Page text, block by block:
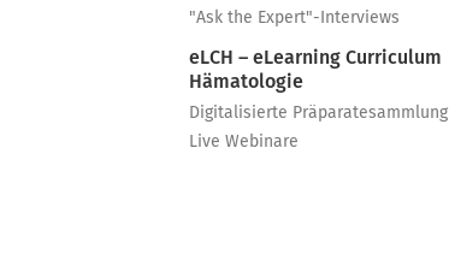
"Ask the Expert"-Interviews
eLCH – eLearning Curriculum
Hämatologie
Digitalisierte Präparatesammlung
Live Webinare